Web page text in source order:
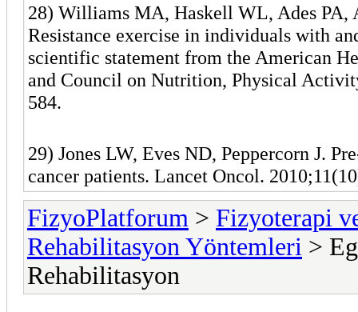
28) Williams MA, Haskell WL, Ades
Resistance exercise in individuals with
scientific statement from the American
and Council on Nutrition, Physical
584.
29) Jones LW, Eves ND, Peppercorn J.
cancer patients. Lancet Oncol.
FizyoPlatforum > Fizyoterapi
Rehabilitasyon Yöntemleri >
Rehabilitasyon